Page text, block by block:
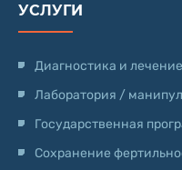
УСЛУГИ
Диагностика и
Лаборатория /
Государственная
Сохранение